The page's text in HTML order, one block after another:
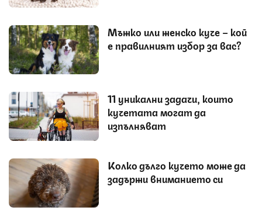
Мъжко или женско куче – кой
е правилният избор за вас?
11 уникални задачи, които
кучетата могат да
изпълняват
Колко дълго кучето може да
задържи вниманието си